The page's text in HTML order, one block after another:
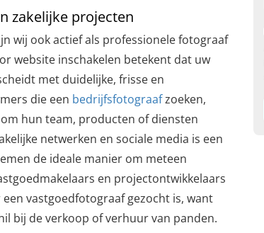
zakelijke projecten
wij ook actief als professionele fotograaf
website inschakelen betekent dat uw
met duidelijke, frisse en
die een bedrijfsfotograafzoeken,
hun team, producten of diensten
netwerken en sociale media is een
de ideale manier om meteen
en projectontwikkelaars
vastgoedfotograaf gezocht is, want
bij de verkoop of verhuur van panden.